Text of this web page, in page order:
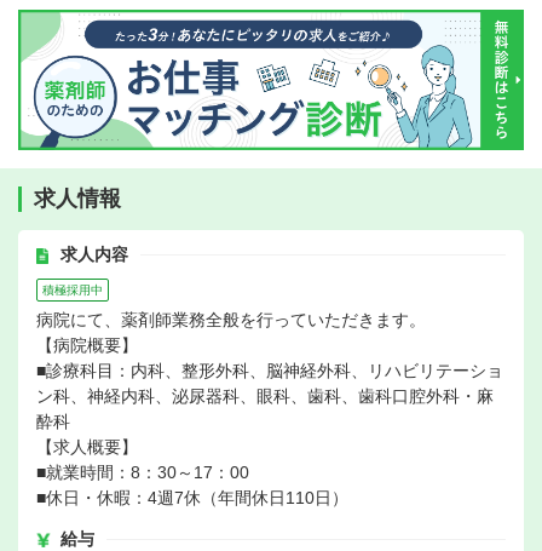
求人情報
求人内容
積極採用中
病院にて、薬剤師業務全般を行っていただきます。
【病院概要】
■診療科目：内科、整形外科、脳神経外科、リハビリテーショ
ン科、神経内科、泌尿器科、眼科、歯科、歯科口腔外科・麻
酔科
【求人概要】
■就業時間：8：30～17：00
■休日・休暇：4週7休（年間休日110日）
給与